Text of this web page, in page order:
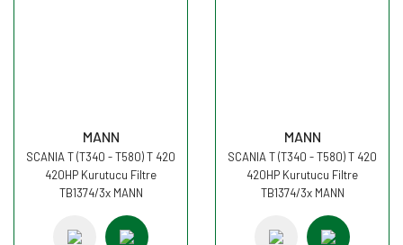
MANN
SCANIA T (T340 - T580) T 420
420HP Kurutucu Filtre
TB1374/3x MANN
MANN
SCANIA T (T340 - T580) T 420
420HP Kurutucu Filtre
TB1374/3x MANN